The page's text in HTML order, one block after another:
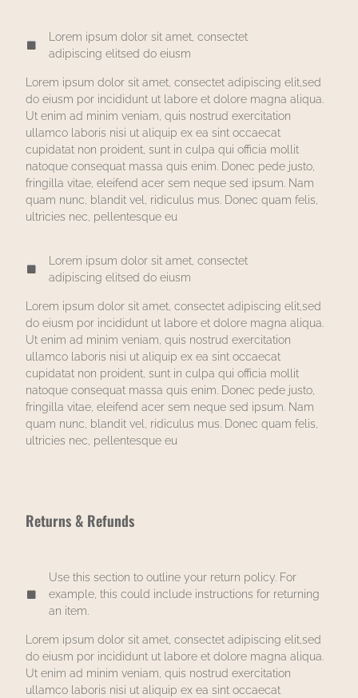
Lorem ipsum dolor sit amet, consectet
adipiscing elitsed do eiusm
Lorem ipsum dolor sit amet, consectet adipiscing elit,sed
do eiusm por incididunt ut labore et dolore magna aliqua.
Ut enim ad minim veniam, quis nostrud exercitation
ullamco laboris nisi ut aliquip ex ea sint occaecat
cupidatat non proident, sunt in culpa qui officia mollit
natoque consequat massa quis enim. Donec pede justo,
fringilla vitae, eleifend acer sem neque sed ipsum. Nam
quam nunc, blandit vel, ridiculus mus. Donec quam felis,
ultricies nec, pellentesque eu
Lorem ipsum dolor sit amet, consectet
adipiscing elitsed do eiusm
Lorem ipsum dolor sit amet, consectet adipiscing elit,sed
do eiusm por incididunt ut labore et dolore magna aliqua.
Ut enim ad minim veniam, quis nostrud exercitation
ullamco laboris nisi ut aliquip ex ea sint occaecat
cupidatat non proident, sunt in culpa qui officia mollit
natoque consequat massa quis enim. Donec pede justo,
fringilla vitae, eleifend acer sem neque sed ipsum. Nam
quam nunc, blandit vel, ridiculus mus. Donec quam felis,
ultricies nec, pellentesque eu
Returns & Refunds
Use this section to outline your return policy. For
example, this could include instructions for returning
an item.
Lorem ipsum dolor sit amet, consectet adipiscing elit,sed
do eiusm por incididunt ut labore et dolore magna aliqua.
Ut enim ad minim veniam, quis nostrud exercitation
ullamco laboris nisi ut aliquip ex ea sint occaecat